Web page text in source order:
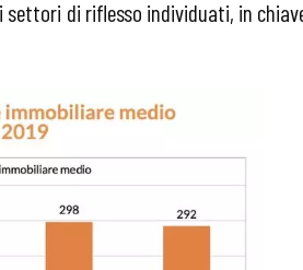
di riflesso individuati, in